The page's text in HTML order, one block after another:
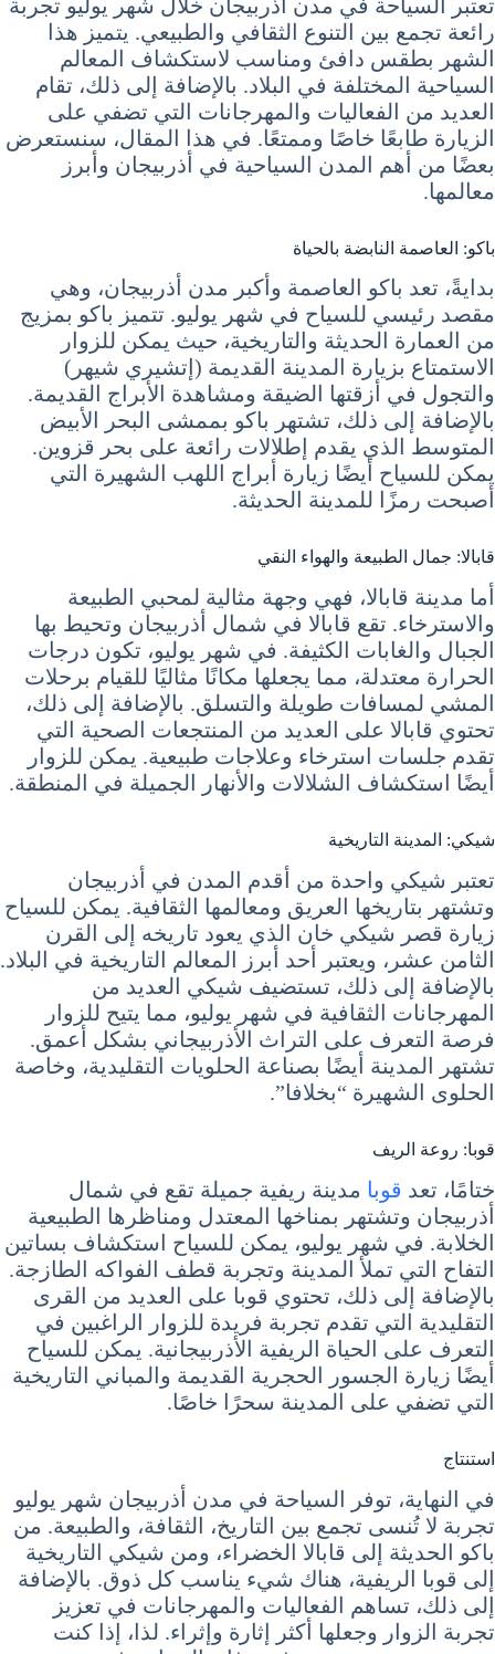
تعتبر السياحة في مدن أذربيجان خلال شهر يوليو تجربة
رائعة تجمع بين التنوع الثقافي والطبيعي. يتميز هذا
الشهر بطقس دافئ ومناسب لاستكشاف المعالم
السياحية المختلفة في البلاد. بالإضافة إلى ذلك، تقام
العديد من الفعاليات والمهرجانات التي تضفي على
الزيارة طابعًا خاصًا وممتعًا. في هذا المقال، سنستعرض
بعضًا من أهم المدن السياحية في أذربيجان وأبرز
معالمها.
باكو: العاصمة النابضة بالحياة
بدايةً، تعد باكو العاصمة وأكبر مدن أذربيجان، وهي
مقصد رئيسي للسياح في شهر يوليو. تتميز باكو بمزيج
من العمارة الحديثة والتاريخية، حيث يمكن للزوار
الاستمتاع بزيارة المدينة القديمة (إتشيري شيهر)
والتجول في أزقتها الضيقة ومشاهدة الأبراج القديمة.
بالإضافة إلى ذلك، تشتهر باكو بممشى البحر الأبيض
المتوسط الذي يقدم إطلالات رائعة على بحر قزوين.
يمكن للسياح أيضًا زيارة أبراج اللهب الشهيرة التي
أصبحت رمزًا للمدينة الحديثة.
قابالا: جمال الطبيعة والهواء النقي
أما مدينة قابالا، فهي وجهة مثالية لمحبي الطبيعة
والاسترخاء. تقع قابالا في شمال أذربيجان وتحيط بها
الجبال والغابات الكثيفة. في شهر يوليو، تكون درجات
الحرارة معتدلة، مما يجعلها مكانًا مثاليًا للقيام برحلات
المشي لمسافات طويلة والتسلق. بالإضافة إلى ذلك،
تحتوي قابالا على العديد من المنتجعات الصحية التي
تقدم جلسات استرخاء وعلاجات طبيعية. يمكن للزوار
أيضًا استكشاف الشلالات والأنهار الجميلة في المنطقة.
شيكي: المدينة التاريخية
تعتبر شيكي واحدة من أقدم المدن في أذربيجان
وتشتهر بتاريخها العريق ومعالمها الثقافية. يمكن للسياح
زيارة قصر شيكي خان الذي يعود تاريخه إلى القرن
الثامن عشر، ويعتبر أحد أبرز المعالم التاريخية في البلاد.
بالإضافة إلى ذلك، تستضيف شيكي العديد من
المهرجانات الثقافية في شهر يوليو، مما يتيح للزوار
فرصة التعرف على التراث الأذربيجاني بشكل أعمق.
تشتهر المدينة أيضًا بصناعة الحلويات التقليدية، وخاصة
الحلوى الشهيرة “بخلافا”.
قوبا: روعة الريف
ختامًا، تعد قوبا مدينة ريفية جميلة تقع في شمال
أذربيجان وتشتهر بمناخها المعتدل ومناظرها الطبيعية
الخلابة. في شهر يوليو، يمكن للسياح استكشاف بساتين
التفاح التي تملأ المدينة وتجربة قطف الفواكه الطازجة.
بالإضافة إلى ذلك، تحتوي قوبا على العديد من القرى
التقليدية التي تقدم تجربة فريدة للزوار الراغبين في
التعرف على الحياة الريفية الأذربيجانية. يمكن للسياح
أيضًا زيارة الجسور الحجرية القديمة والمباني التاريخية
التي تضفي على المدينة سحرًا خاصًا.
استنتاج
في النهاية، توفر السياحة في مدن أذربيجان شهر يوليو
تجربة لا تُنسى تجمع بين التاريخ، الثقافة، والطبيعة. من
باكو الحديثة إلى قابالا الخضراء، ومن شيكي التاريخية
إلى قوبا الريفية، هناك شيء يناسب كل ذوق. بالإضافة
إلى ذلك، تساهم الفعاليات والمهرجانات في تعزيز
تجربة الزوار وجعلها أكثر إثارة وإثراء. لذا، إذا كنت